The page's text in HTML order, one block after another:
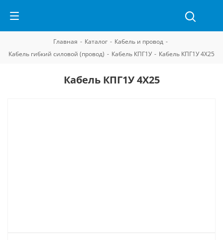
Главная - Каталог - Кабель и провод -
Кабель гибкий силовой (провод) - Кабель КПГ1У - Кабель КПГ1У 4Х25
Кабель КПГ1У 4Х25